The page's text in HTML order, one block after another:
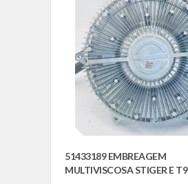
51433189 EMBREAGEM
MULTIVISCOSA STIGER E T9